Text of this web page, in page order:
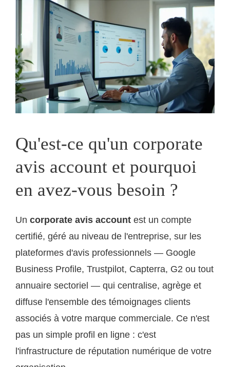
Qu'est-ce qu'un corporate
avis account et pourquoi
en avez-vous besoin ?
Un corporate avis account est un compte
certifié, géré au niveau de l'entreprise, sur les
plateformes d'avis professionnels — Google
Business Profile, Trustpilot, Capterra, G2 ou tout
annuaire sectoriel — qui centralise, agrège et
diffuse l'ensemble des témoignages clients
associés à votre marque commerciale. Ce n'est
pas un simple profil en ligne : c'est
l'infrastructure de réputation numérique de votre